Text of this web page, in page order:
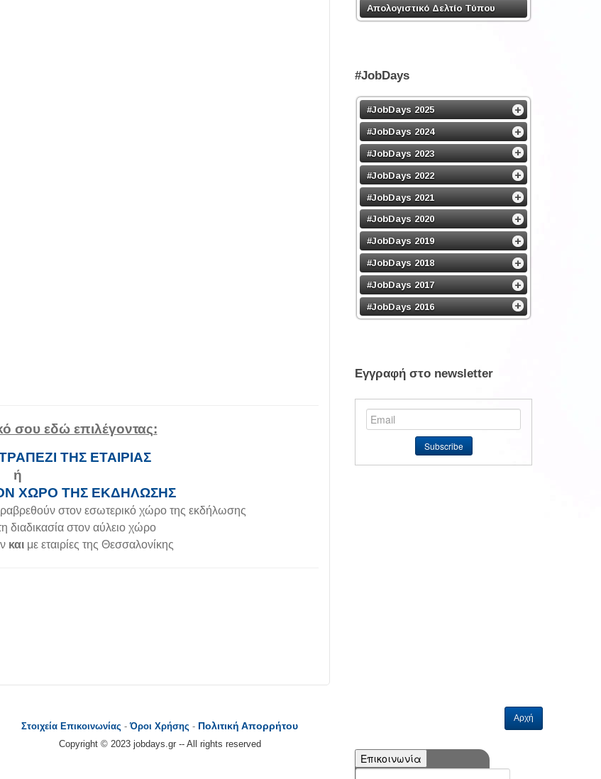
σου εδώ επιλέγοντας:
ΤΗΣ ΕΤΑΙΡΙΑΣ
ή
ΧΩΡΟ ΤΗΣ ΕΚΔΗΛΩΣΗΣ
στον εσωτερικό χώρο της εκδήλωσης
διαδικασία στον αύλειο χώρο
και με εταιρίες της Θεσσαλονίκης
Απολογιστικό Δελτίο Τύπου
#JobDays
#JobDays 2025
#JobDays 2024
#JobDays 2023
#JobDays 2022
#JobDays 2021
#JobDays 2020
#JobDays 2019
#JobDays 2018
#JobDays 2017
#JobDays 2016
Εγγραφή στο newsletter
Στοιχεία Επικοινωνίας -Όροι Χρήσης - Πολιτική Απορρήτου
Copyright © 2023 jobdays.gr -- All rights reserved
Αρχή